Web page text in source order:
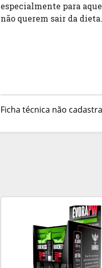
especialmente para
não querem sair da dieta.
Ficha técnica não